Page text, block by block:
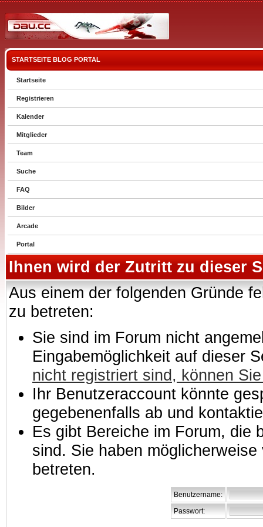
STARTSEITE BLOG PORTAL
Startseite
Registrieren
Kalender
Mitglieder
Team
Suche
FAQ
Bilder
Arcade
Portal
Ihnen wird der Zutritt zu dieser
Aus einem der folgenden Gründe
zu betreten:
Sie sind im Forum nicht
Eingabemöglichkeit auf dieser
nicht registriert sind, können
Ihr Benutzeraccount könnte
gegebenenfalls ab und
Es gibt Bereiche im Forum, die
sind. Sie haben
betreten.
Benutzername:
Passwort: